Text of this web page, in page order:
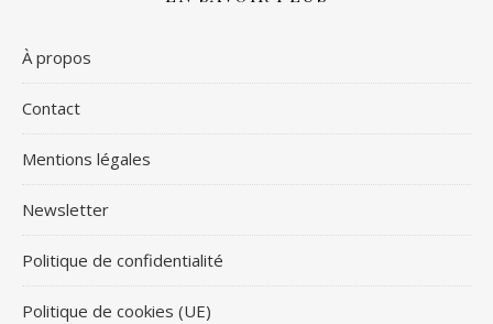
À propos
Contact
Mentions légales
Newsletter
Politique de confidentialité
Politique de cookies (UE)